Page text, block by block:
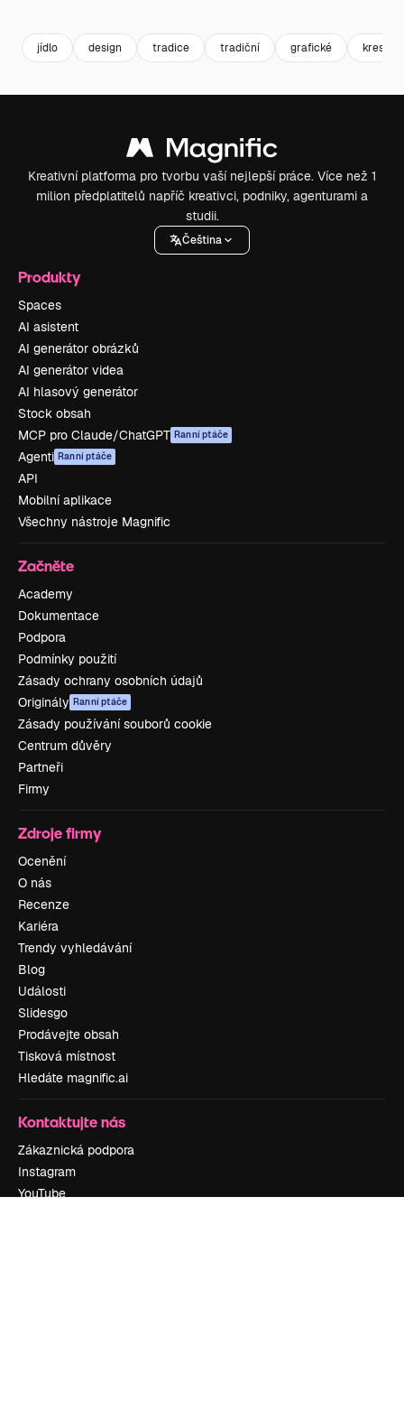
jídlo design tradice tradiční grafické kreslení
Kreativní platforma pro tvorbu vaší nejlepší práce. Více než 1
milion předplatitelů napříč kreativci, podniky, agenturami a
studii.
Čeština
Produkty
Spaces
AI asistent
AI generátor obrázků
AI generátor videa
AI hlasový generátor
Stock obsah
MCP pro Claude/ChatGPT Ranní ptáče
Agenti Ranní ptáče
API
Mobilní aplikace
Všechny nástroje Magnific
Začněte
Academy
Dokumentace
Podpora
Podmínky použití
Zásady ochrany osobních údajů
Originály Ranní ptáče
Zásady používání souborů cookie
Centrum důvěry
Partneři
Firmy
Zdroje firmy
Ocenění
O nás
Recenze
Kariéra
Trendy vyhledávání
Blog
Události
Slidesgo
Prodávejte obsah
Tisková místnost
Hledáte magnific.ai
Kontaktujte nás
Zákaznická podpora
Instagram
YouTube